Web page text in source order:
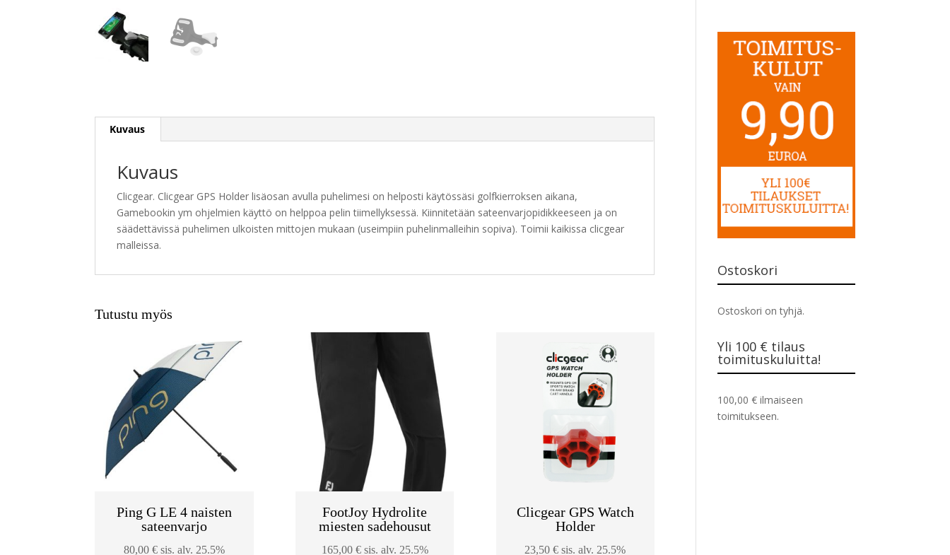
Kuvaus
Kuvaus
Clicgear. Clicgear GPS Holder lisäosan avulla puhelimesi on helposti käytössäsi golfkierroksen aikana,
Gamebookin ym ohjelmien käyttö on helppoa pelin tiimellyksessä. Kiinnitetään sateenvarjopidikkeeseen ja on
säädettävissä puhelimen ulkoisten mittojen mukaan (useimpiin puhelinmalleihin sopiva). Toimii kaikissa clicgear
malleissa.
Tutustu myös
Ping G LE 4 naisten
sateenvarjo
80,00€ sis. alv. 25.5%
FootJoy Hydrolite
miesten sadehousut
165,00 € sis. alv. 25.5%
Clicgear GPS Watch
Holder
23,50€ sis. alv. 25.5%
Ostoskori
Ostoskori on tyhjä.
Yli 100 € tilaus
toimituskuluitta!
100,00€ ilmaiseen
toimitukseen.